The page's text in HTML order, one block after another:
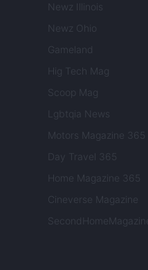
Newz Illinois
Newz Ohio
Gameland
Hig Tech Mag
Scoop Mag
Lgbtqia News
Motors Magazine 365
Day Travel 365
Home Magazine 365
Cineverse Magazine
SecondHomeMagazine